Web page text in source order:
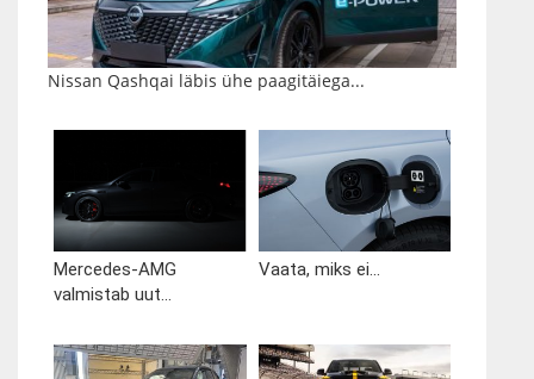
Nissan Qashqai läbis ühe paagitäiega...
Mercedes-AMG
valmistab uut...
Vaata, miks ei...